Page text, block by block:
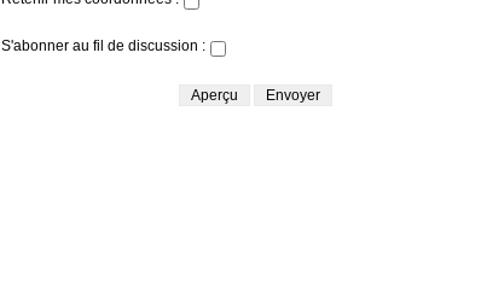
S'abonner au fil de discussion :